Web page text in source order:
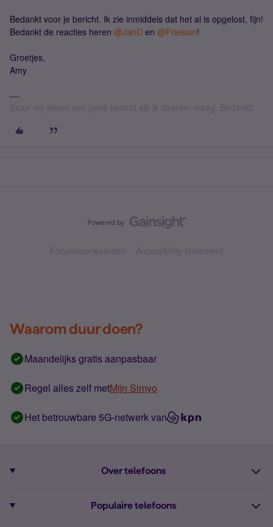
Bedankt voor je bericht. Ik zie inmiddels dat het al is opgelost, fijn!
Bedankt de reacties heren @JanD en @Friesian!
Groetjes,
Amy
Stuur mij alleen een privé bericht als ik daarom vraag. Bedankt!
Forumvoorwaarden Accessibility statement
Waarom duur doen?
Maandelijks gratis aanpasbaar
Regel alles zelf metMijn Simyo
Het betrouwbare 5G-netwerk van
Over telefoons
Populaire telefoons